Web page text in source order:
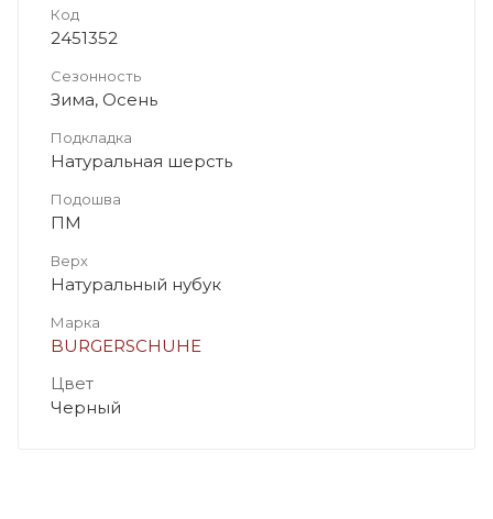
Код
2451352
Сезонность
Зима, Осень
Подкладка
Натуральная шерсть
Подошва
ПМ
Верх
Натуральный нубук
Марка
BURGERSCHUHE
Цвет
Черный